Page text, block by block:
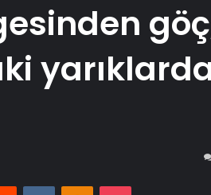
Reddit VKontakteOdnoklassniki
Pocket